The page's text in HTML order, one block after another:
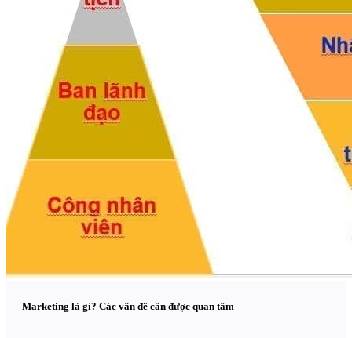
Marketing là gì? Các vấn đề cần được quan tâm